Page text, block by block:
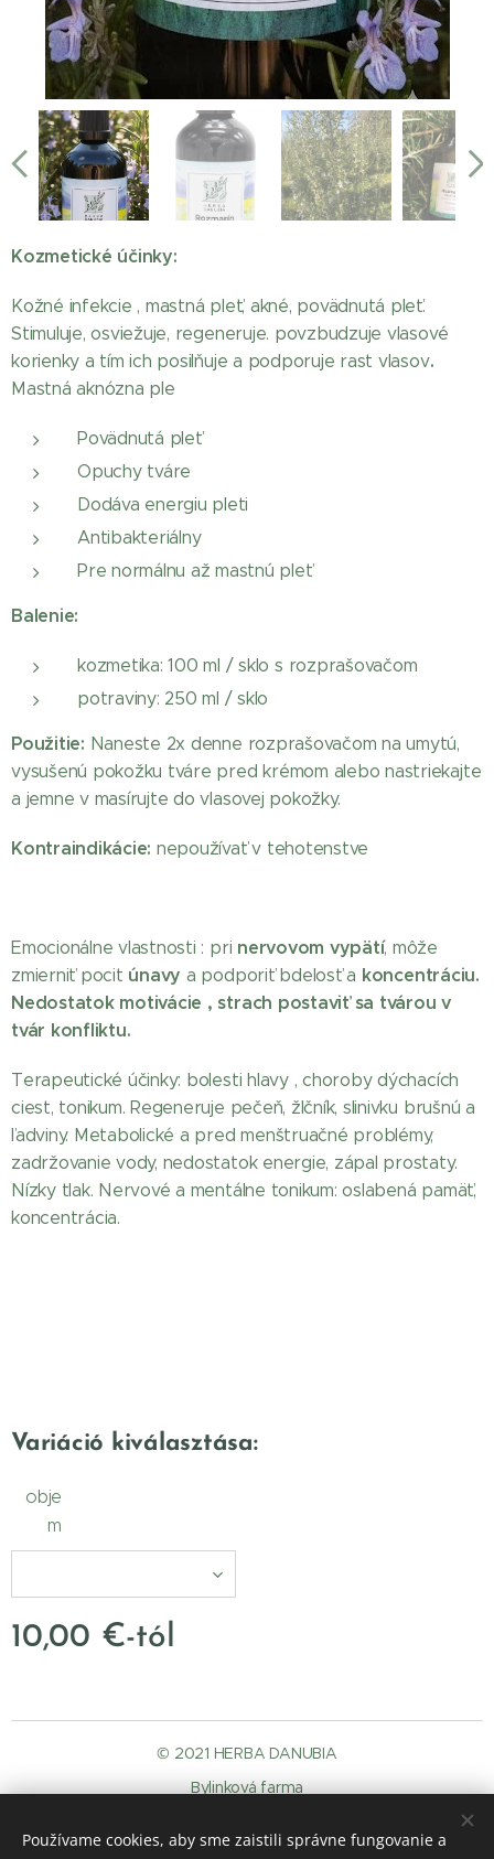
Rozmarín hydrolát
Kozmetické účinky:
Kožné infekcie , mastná pleť, akné, povädnutá pleť.
Stimuluje, osviežuje, regeneruje. povzbudzuje vlasové
korienky a tím ich posilňuje a podporuje rast vlasov.
Mastná aknózna ple
Povädnutá pleť
Opuchy tváre
Dodáva energiu pleti
Antibakteriálny
Pre normálnu až mastnú pleť
Balenie:
kozmetika: 100 ml / sklo s rozprašovačom
potraviny: 250 ml / sklo
Použitie: Naneste 2x denne rozprašovačom na umytú,
vysušenú pokožku tváre pred krémom alebo nastriekajte
a jemne v masírujte do vlasovej pokožky.
Kontraindikácie: nepoužívať v tehotenstve
Emocionálne vlastnosti : pri nervovom vypätí, môže
zmierniť pocit únavy a podporiť bdelosť a koncentráciu.
Nedostatok motivácie , strach postaviť sa tvárou v
tvár konfliktu.
Terapeutické účinky: bolesti hlavy , choroby dýchacích
ciest, tonikum. Regeneruje pečeň, žlčník, slinivku brušnú a
ľadviny. Metabolické a pred menštruačné problémy,
zadržovanie vody, nedostatok energie, zápal prostaty.
Nízky tlak. Nervové a mentálne tonikum: oslabená pamäť,
koncentrácia.
Variáció kiválasztása:
obje
m
10,00 €-tól
© 2021 HERBA DANUBIA
Bylinková farma
GDPR.elallas-a-szerzodestol Sütik
Používame cookies, aby sme zaistili správne fungovanie a